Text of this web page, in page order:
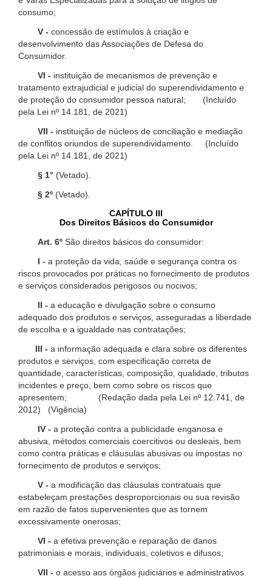
consumo;
V - concessão de estímulos à criação e
desenvolvimento das Associações de Defesa do
Consumidor.
VI - instituição de mecanismos de prevenção e
tratamento extrajudicial e judicial do superendividamento e
de proteção do consumidor pessoa natural; (Incluído
pela Lei nº 14.181, de 2021)
VII - instituição de núcleos de conciliação e mediação
de conflitos oriundos de superendividamento. (Incluído
pela Lei nº 14.181, de 2021)
§ 1° (Vetado).
§ 2º (Vetado).
CAPÍTULO III
Dos Direitos Básicos do Consumidor
Art. 6º São direitos básicos do consumidor:
I - a proteção da vida, saúde e segurança contra os
riscos provocados por práticas no fornecimento de produtos
e serviços considerados perigosos ou nocivos;
II - a educação e divulgação sobre o consumo
adequado dos produtos e serviços, asseguradas a liberdade
de escolha e a igualdade nas contratações;
III - a informação adequada e clara sobre os diferentes
produtos e serviços, com especificação correta de
quantidade, características, composição, qualidade, tributos
incidentes e preço, bem como sobre os riscos que
apresentem; (Redação dada pela Lei nº 12.741, de
2012) (Vigência)
IV - a proteção contra a publicidade enganosa e
abusiva, métodos comerciais coercitivos ou desleais, bem
como contra práticas e cláusulas abusivas ou impostas no
fornecimento de produtos e serviços;
V - a modificação das cláusulas contratuais que
estabeleçam prestações desproporcionais ou sua revisão
em razão de fatos supervenientes que as tornem
excessivamente onerosas;
VI - a efetiva prevenção e reparação de danos
patrimoniais e morais, individuais, coletivos e difusos;
VII - o acesso aos órgãos judiciários e administrativos